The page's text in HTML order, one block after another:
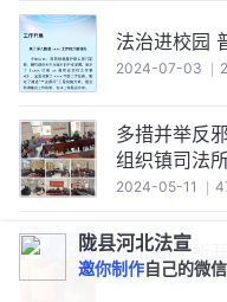
法治进校园
2024-07-03
多措并举反
组织镇司法
传教育
2024-05-11
河北司法所
2024-05-07
陇县河北法宣
邀你制作 自己的微